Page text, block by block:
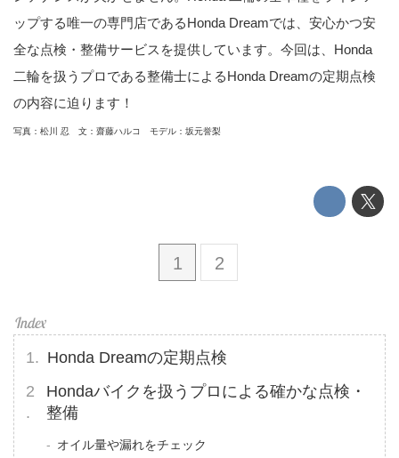
ップする唯一の専門店であるHonda Dreamでは、安心かつ安
全な点検・整備サービスを提供しています。今回は、Honda
二輪を扱うプロである整備士によるHonda Dreamの定期点検
の内容に迫ります！
写真：松川 忍 文：齋藤ハルコ モデル：坂元誉梨
1 2
Honda Dreamの定期点検
Hondaバイクを扱うプロによる確かな点検・
整備
オイル量や漏れをチェック